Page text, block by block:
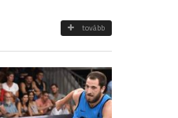
tovább